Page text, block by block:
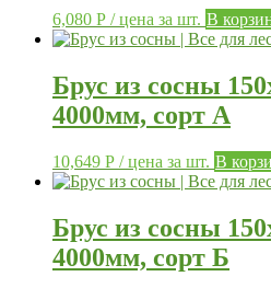
6,080 Р / цена за шт. В
Брус из сосны
4000мм, сорт А
10,649 Р / цена за шт. В
Брус из сосны
4000мм, сорт Б